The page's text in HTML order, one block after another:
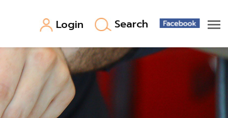
Login Search